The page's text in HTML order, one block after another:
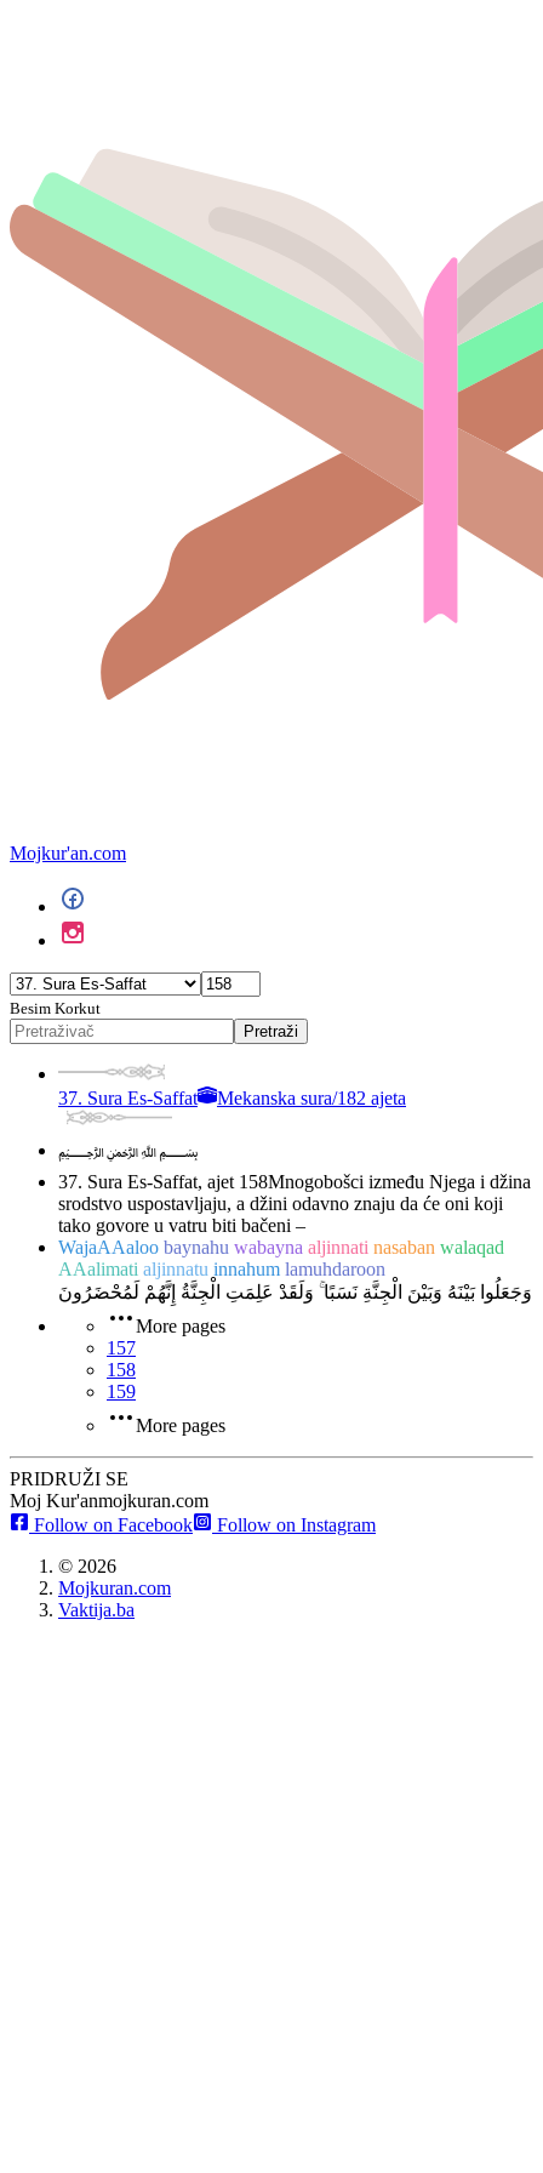
Mojkur'an.com
Besim Korkut
Pretraži
37. Sura Es-Saffat Mekanska sura/182 ajeta
﷽
37. Sura Es-Saffat, ajet 158Mnogobošci između Njega i džina
srodstvo uspostavljaju, a džini odavno znaju da će oni koji
tako govore u vatru biti bačeni –
WajaAAaloo baynahu wabayna aljinnati nasaban walaqad
AAalimati aljinnatu innahum lamuhdaroon
وَجَعَلُوا بَيْنَهُ وَبَيْنَ الْجِنَّةِ نَسَبًا ۚ وَلَقَدْ عَلِمَتِ الْجِنَّةُ إِنَّهُمْ لَمُحْضَرُونَ
More pages
157
158
159
More pages
PRIDRUŽI SE
Moj Kur'anmojkuran.com
Follow on Facebook
Follow on Instagram
© 2026
Mojkuran.com
Vaktija.ba